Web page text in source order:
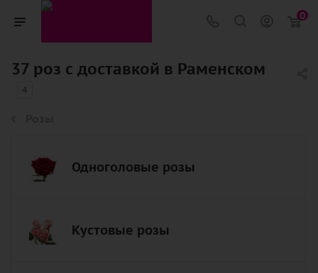
0
37 роз с доставкой в Раменском
Одноголовые розы
Кустовые розы